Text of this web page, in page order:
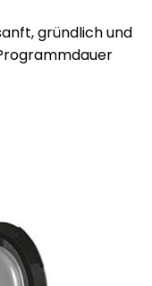
gründlich und